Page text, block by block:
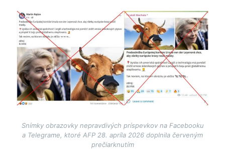
Image
Snímky obrazovky nepravdivých príspevkov na Facebooku
a Telegrame, ktoré AFP 28. apríla 2026 doplnila červeným
prečiarknutím